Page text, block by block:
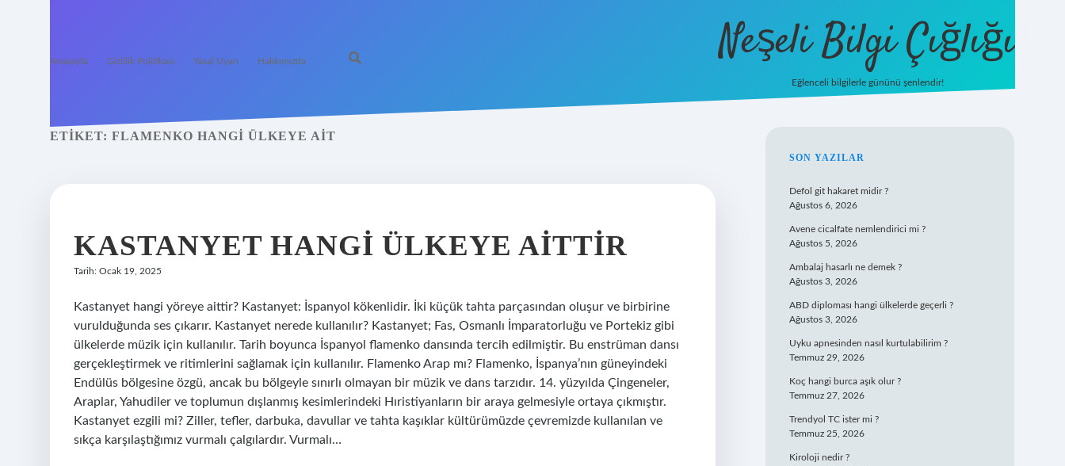
Anasayfa Gizlilik Politikası Yasal Uyarı Hakkımızda Neşeli Bilgi Çığlığı
Eğlenceli bilgilerle gününü şenlendir!
ETIKET: FLAMENKO HANGI ÜLKEYE AIT
KASTANYET HANGI ÜLKEYE AITTIR
Tarih: Ocak 19, 2025
Kastanyet hangi yöreye aittir? Kastanyet: İspanyol kökenlidir. İki küçük tahta parçasından oluşur ve birbirine
vurulduğunda ses çıkarır. Kastanyet nerede kullanılır? Kastanyet; Fas, Osmanlı İmparatorluğu ve Portekiz gibi
ülkelerde müzik için kullanılır. Tarih boyunca İspanyol flamenko dansında tercih edilmiştir. Bu enstrüman dansı
gerçekleştirmek ve ritimlerini sağlamak için kullanılır. Flamenko Arap mı? Flamenko, İspanya’nın güneyindeki
Endülüs bölgesine özgü, ancak bu bölgeyle sınırlı olmayan bir müzik ve dans tarzıdır. 14. yüzyılda Çingeneler,
Araplar, Yahudiler ve toplumun dışlanmış kesimlerindeki Hıristiyanların bir araya gelmesiyle ortaya çıkmıştır.
Kastanyet ezgili mi? Ziller, tefler, darbuka, davullar ve tahta kaşıklar kültürümüzde çevremizde kullanılan ve
sıkça karşılaştığımız vurmalı çalgılardır. Vurmalı…
SIDEBAR
SON YAZILAR
Defol git hakaret midir ?
Ağustos 6, 2026
Avene cicalfate nemlendirici mi ?
Ağustos 5, 2026
Ambalaj hasarlı ne demek ?
Ağustos 3, 2026
ABD diploması hangi ülkelerde geçerli ?
Ağustos 3, 2026
Uyku apnesinden nasıl kurtulabilirim ?
Temmuz 29, 2026
Koç hangi burca aşık olur ?
Temmuz 27, 2026
Trendyol TC ister mi ?
Temmuz 25, 2026
Kiroloji nedir ?